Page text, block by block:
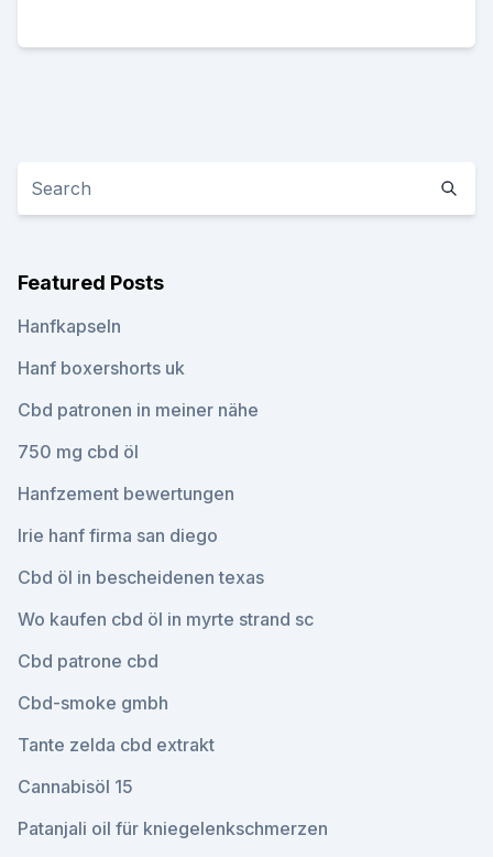
Featured Posts
Hanfkapseln
Hanf boxershorts uk
Cbd patronen in meiner nähe
750 mg cbd öl
Hanfzement bewertungen
Irie hanf firma san diego
Cbd öl in bescheidenen texas
Wo kaufen cbd öl in myrte strand sc
Cbd patrone cbd
Cbd-smoke gmbh
Tante zelda cbd extrakt
Cannabisöl 15
Patanjali oil für kniegelenkschmerzen